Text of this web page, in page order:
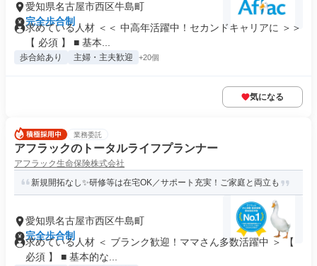
愛知県名古屋市西区牛島町
完全歩合制
求めている人材 ＜＜ 中高年活躍中！セカンドキャリアに ＞＞
【 必須 】 ■ 基本...
歩合給あり 主婦・主夫歓迎 +20個
気になる
業務委託
アフラックのトータルライフプランナー
アフラック生命保険株式会社
新規開拓なし✨研修等は在宅OK／サポート充実！ご家庭と両立も
愛知県名古屋市西区牛島町
完全歩合制
求めている人材 ＜ ブランク歓迎！ママさん多数活躍中 ＞ 【
必須 】 ■ 基本的な...